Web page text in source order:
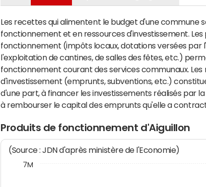
Les recettes qui alimentent le budget d'une commune
fonctionnement et en ressources d'investissement. Les
fonctionnement (impôts locaux, dotations versées par
l'exploitation de cantines, de salles des fêtes, etc.)
fonctionnement courant des services communaux. Les
d'investissement (emprunts, subventions, etc.)
d'une part, à financer les investissements réalisés par
à rembourser le capital des emprunts qu'elle a
Produits de fonctionnement d'Aiguillon
(Source : JDN d'après ministère de l'Economie)
7M